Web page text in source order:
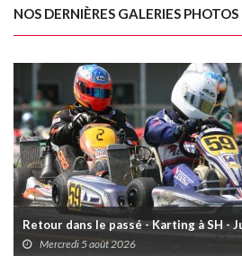
NOS DERNIÈRES GALERIES PHOTOS
Retour dans le passé - Karting à SH -
Mercredi 5 août 2026